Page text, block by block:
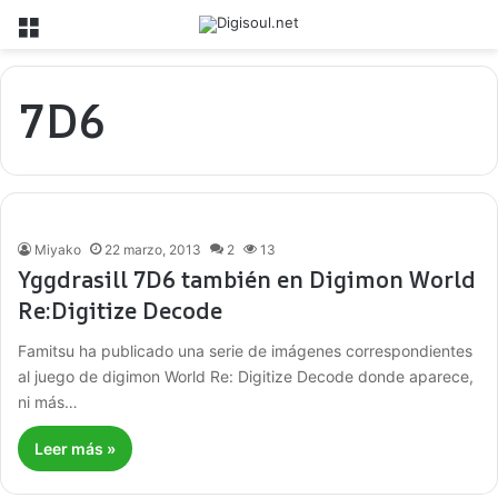
Menú
7D6
Miyako 22 marzo, 2013 2 13
Yggdrasill 7D6 también en Digimon World
Re:Digitize Decode
Famitsu ha publicado una serie de imágenes correspondientes
al juego de digimon World Re: Digitize Decode donde aparece,
ni más…
Leer más »